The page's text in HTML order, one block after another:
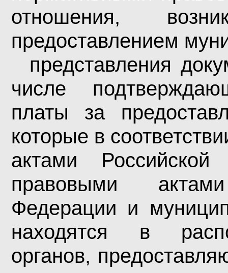
отношения,
предоставлением
представления
числе
платы за
которые в
актами
правовыми
Федерации и
находятся в
органов,